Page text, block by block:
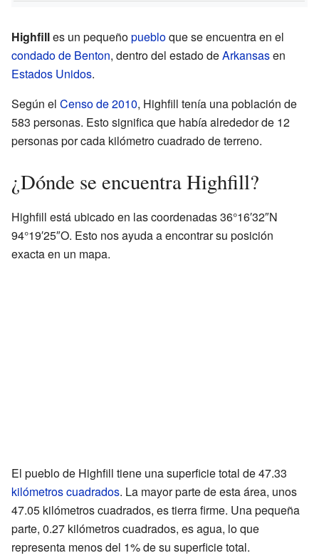
Highfilles un pequeñopuebloque se encuentra en el
condado de Benton, dentro del estado deArkansasen
Estados Unidos.
Según el Censo de 2010, Highfill tenía una población de
583 personas. Esto significa que había alrededor de 12
personas por cada kilómetro cuadrado de terreno.
¿Dónde se encuentra Highfill?
Highfill está ubicado en las coordenadas 36°16′32″N
94°19′25″O. Esto nos ayuda a encontrar su posición
exacta en un mapa.
El pueblo de Highfill tiene una superficie total de 47.33
kilómetros cuadrados. La mayor parte de esta área, unos
47.05 kilómetros cuadrados, es tierra firme. Una pequeña
parte, 0.27 kilómetros cuadrados, es agua, lo que
representa menos del 1% de su superficie total.